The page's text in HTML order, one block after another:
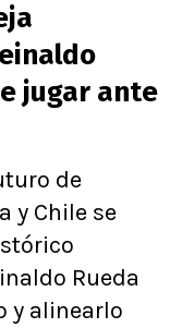
jugar ante
de
y Chile se
Rueda
y alinearlo